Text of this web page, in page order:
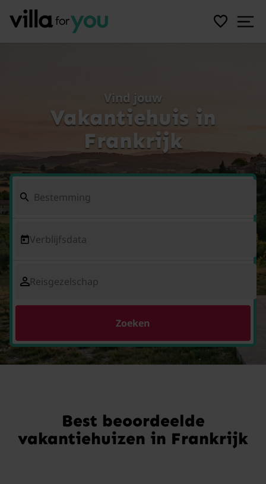
Vind jouw
Vakantiehuis in
Frankrijk
Verblijfsdata
Reisgezelschap
Zoeken
Best beoordeelde
vakantiehuizen in Frankrijk